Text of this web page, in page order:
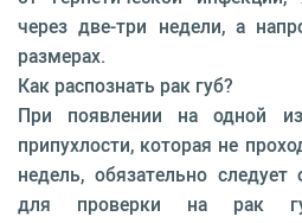
через две-три недели, а
размерах.
Как распознать рак губ?
При появлении на одной
припухлости, которая не
недель, обязательно
для проверки на рак